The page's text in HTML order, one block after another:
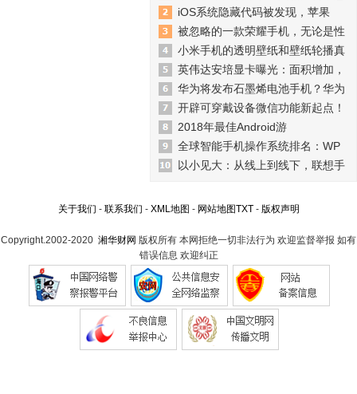
iOS系统隐藏代码被发现，苹果
被忽略的一款荣耀手机，无论是性
小米手机的透明壁纸和壁纸轮播真
英伟达安培显卡曝光：面积增加，
华为将发布石墨烯电池手机？华为
开辟可穿戴设备微信功能新起点！
2018年最佳Android游
全球智能手机操作系统排名：WP
以小见大：从线上到线下，联想手
关于我们 - 联系我们 - XML地图 - 网站地图TXT- 版权声明
Copyright.2002-2020 湘华财网 版权所有 本网拒绝一切非法行为 欢迎监督举报 如有
错误信息 欢迎纠正